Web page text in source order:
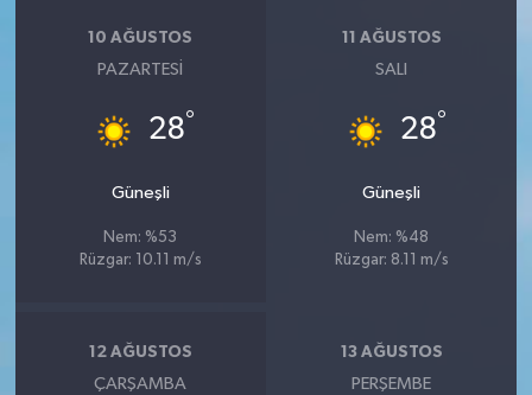
10 AĞUSTOS
PAZARTESI
28°
Güneşli
Nem: %53
Rüzgar: 10.11 m/s
11 AĞUSTOS
SALI
28°
Güneşli
Nem: %48
Rüzgar: 8.11 m/s
12 AĞUSTOS
ÇARŞAMBA
13 AĞUSTOS
PERŞEMBE
KÜTAHYA